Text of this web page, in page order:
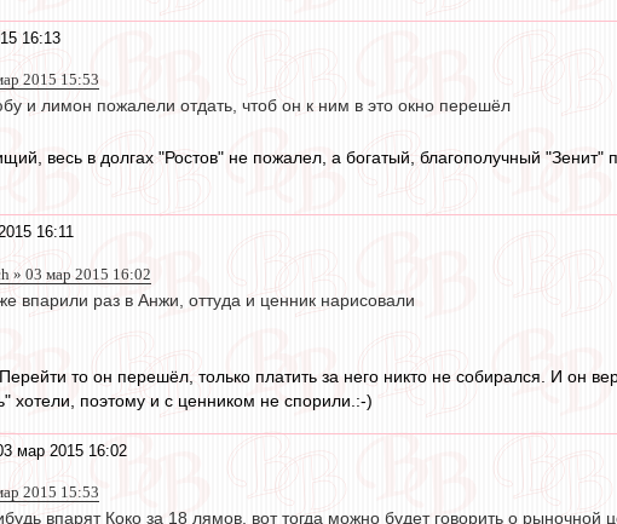
16:13
2015 15:53
и лимон пожалели отдать, чтоб он к ним в это окно перешёл
весь в долгах "Ростов" не пожалел, а богатый, благополучный
16:11
» 03 мар 2015 16:02
впарили раз в Анжи, оттуда и ценник нарисовали
то он перешёл, только платить за него никто не собирался. И он
хотели, поэтому и с ценником не спорили.:-)
мар 2015 16:02
2015 15:53
впарят Коко за 18 лямов, вот тогда можно будет говорить о рыночной